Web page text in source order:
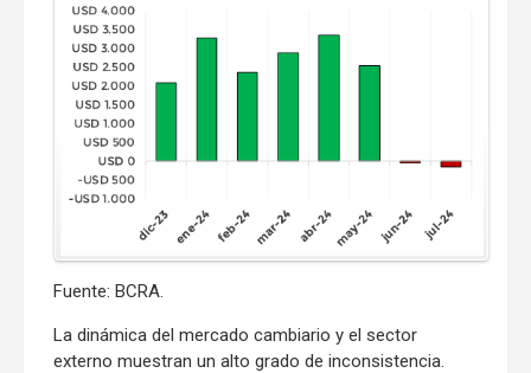
Fuente: BCRA.
La dinámica del mercado cambiario y el sector
externo muestran un alto grado de inconsistencia.